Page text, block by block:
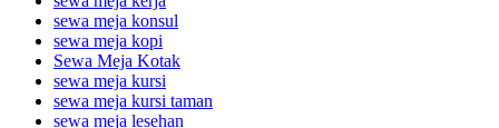
sewa meja konsul
sewa meja kopi
Sewa Meja Kotak
sewa meja kursi
sewa meja kursi taman
sewa meja lesehan